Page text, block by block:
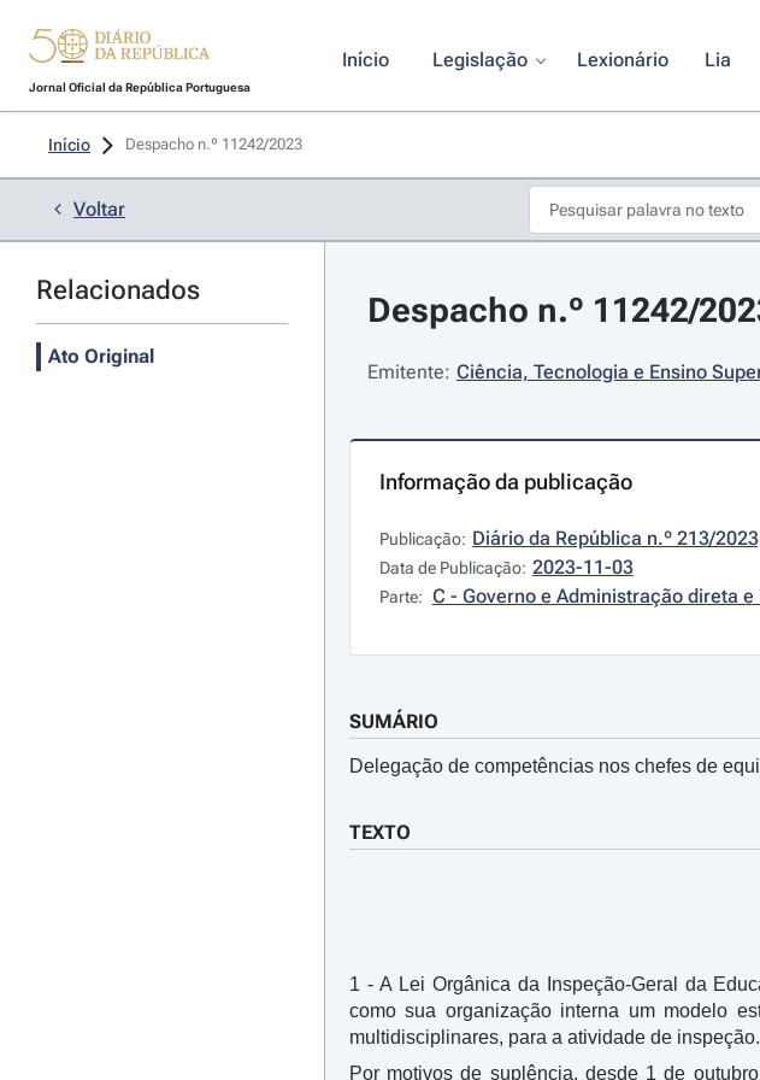
Jornal Oficial da República Portuguesa
Início Legislação Lexionário Lia
Início Despacho n.º 11242/2023
Voltar
Relacionados
Ato Original
Despacho n.º 11242/
Emitente: Ciência, Tecnologia e Ensino
Informação da publicação
Publicação: Diário da República n.º 213/
Data de Publicação: 2023-11-03
Parte: C - Governo e Administração direta
SUMÁRIO
Delegação de competências nos chefes de
TEXTO
1 - A Lei Orgânica da Inspeção-Geral da
como sua organização interna um modelo
multidisciplinares, para a atividade de inspeção.
Por motivos de suplência, desde 1 de